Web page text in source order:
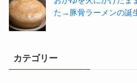
た→豚骨ラーメンの誕
カテゴリー